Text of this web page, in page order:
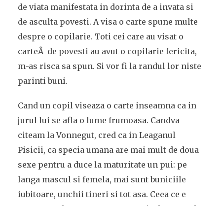
de viata manifestata in dorinta de a invata si
de asculta povesti. A visa o carte spune multe
despre o copilarie. Toti cei care au visat o
carteÂ de povesti au avut o copilarie fericita,
m-as risca sa spun. Si vor fi la randul lor niste
parinti buni.
Cand un copil viseaza o carte inseamna ca in
jurul lui se afla o lume frumoasa. Candva
citeam la Vonnegut, cred ca in Leaganul
Pisicii, ca specia umana are mai mult de doua
sexe pentru a duce la maturitate un pui: pe
langa mascul si femela, mai sunt buniciile
iubitoare, unchii tineri si tot asa. Ceea ce e